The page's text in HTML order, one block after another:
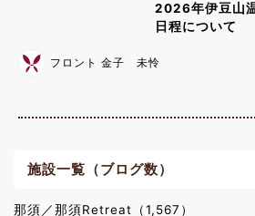
2026年伊豆山
日程について
フロント 金子 未怜
施設一覧（ブログ数）
那須／那須Retreat（1,567）